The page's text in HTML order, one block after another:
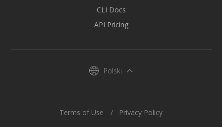
CLI Docs
API Pricing
Polski
Terms of Use Privacy Policy